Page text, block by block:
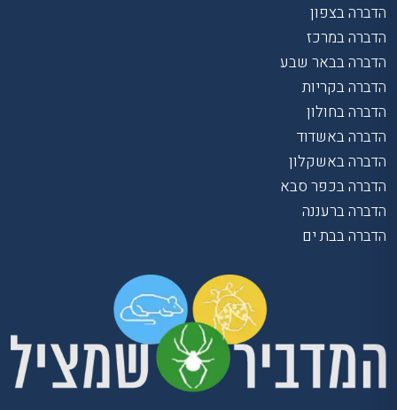
הדברה בצפון
הדברה במרכז
הדברה בבאר שבע
הדברה בקריות
הדברה בחולון
הדברה באשדוד
הדברה באשקלון
הדברה בכפר סבא
הדברה ברעננה
הדברה בבת ים